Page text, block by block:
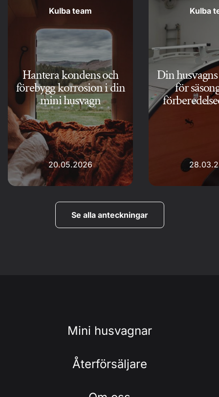
Kulba team
Hantera kondens och
förebygg korrosion i din
mini husvagn
20.05.2026
Kulba
Din
för
Se alla anteckningar
Mini husvagnar
Återförsäljare